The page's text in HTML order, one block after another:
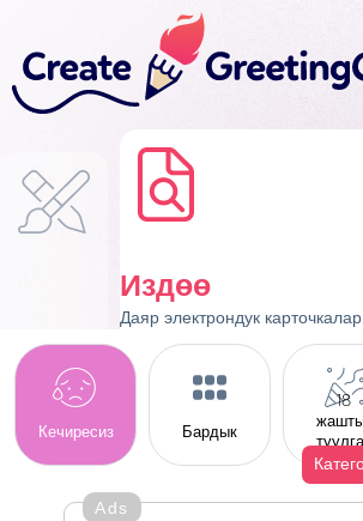
Издөө
Даяр электрондук карточкалар
Кечиресиз Бардык
18
күнү
Ads